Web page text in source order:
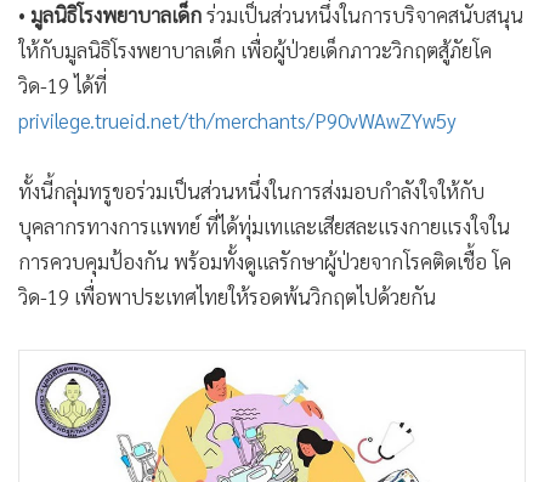
• มูลนิธิโรงพยาบาลเด็กร่วมเป็นส่วนหนึ่งในการบริจาคสนับสนุน
ให้กับมูลนิธิโรงพยาบาลเด็ก เพื่อผู้ป่วยเด็กภาวะวิกฤตสู้ภัยโค
วิด-19 ได้ที่
privilege.trueid.net/th/merchants/P90vWAwZYw5y
ทั้งนี้กลุ่มทรูขอร่วมเป็นส่วนหนึ่งในการส่งมอบกำลังใจให้กับ
บุคลากรทางการแพทย์ ที่ได้ทุ่มเทและเสียสละแรงกายแรงใจใน
การควบคุมป้องกัน พร้อมทั้งดูแลรักษาผู้ป่วยจากโรคติดเชื้อ โค
วิด-19 เพื่อพาประเทศไทยให้รอดพ้นวิกฤตไปด้วยกัน